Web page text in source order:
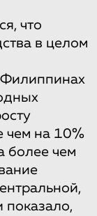
что
в целом
чем на 10%
более чем